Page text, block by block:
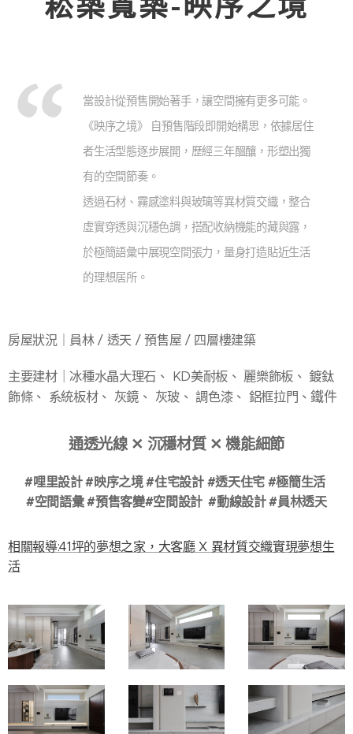
當設計從預售開始著手，讓空間擁有更多可能。
《映序之境》 自預售階段即開始構思，依據居住
者生活型態逐步展開，歷經三年醞釀，形塑出獨
有的空間節奏。
透過石材、霧感塗料與玻璃等異材質交織，整合
虛實穿透與沉穩色調，搭配收納機能的藏與露，
於極簡語彙中展現空間張力，量身打造貼近生活
的理想居所。
房屋狀況｜員林 / 透天 / 預售屋 / 四層樓建築
主要建材｜冰種水晶大理石、 KD美耐板、 麗樂飾板、 鍍鈦
飾條、 系統板材、 灰鏡、 灰玻、 調色漆、 鋁框拉門、鐵件
通透光線 ✕ 沉穩材質 ✕ 機能細節
#哩里設計 #映序之境 #住宅設計 #透天住宅 #極簡生活
#空間語彙 #預售客變#空間設計 #動線設計 #員林透天
相關報導:41坪的夢想之家，大客廳 X 異材質交織實現夢想生
活